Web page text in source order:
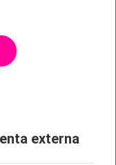
externa